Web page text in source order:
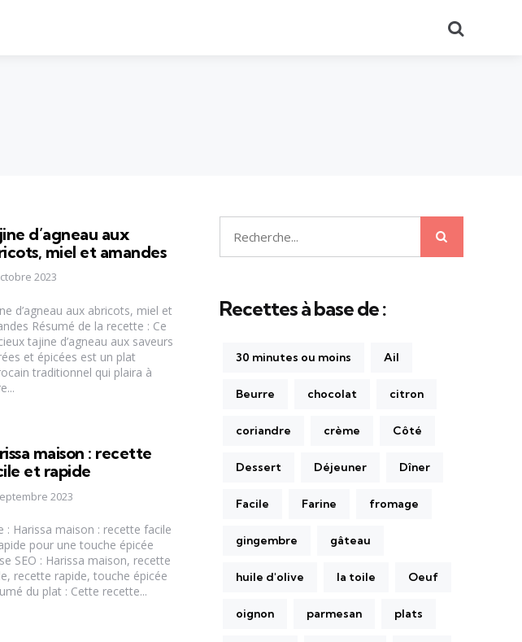
d’agneau aux
miel et amandes
2023
d’agneau aux abricots, miel et
Résumé de la recette : Ce
tajine d’agneau aux saveurs
et épicées est un plat
traditionnel qui plaira à
maison : recette
et rapide
2023
: Harissa maison : recette facile
pour une touche épicée
SEO : Harissa maison, recette
recette rapide, touche épicée
du plat : Cette recette...
Recherche
pour:
Recettes à base de :
30 minutes ou moins Ail
Beurre chocolat citron
coriandre crème Côté
Dessert Déjeuner Dîner
Facile Farine fromage
gingembre gâteau
huile d'olive la toile Oeuf
oignon parmesan plats